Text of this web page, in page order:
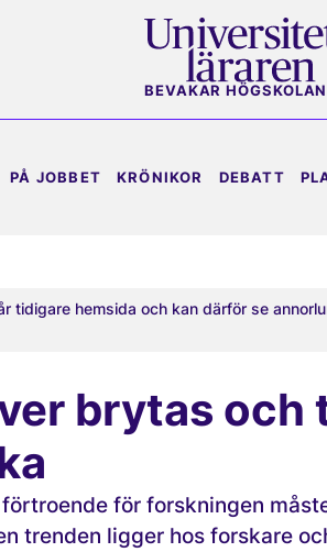
BEVAKAR HÖGSKOLAN
PÅ JOBBET KRÖNIKOR DEBATT
tidigare hemsida och kan därför se
brytas och
för forskningen
trenden ligger hos forskare